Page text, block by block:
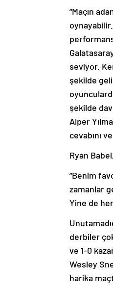
“Maçın
seviyor.
şekilde
şekilde
Alper
cevabını
Ryan
“Benim
zamanlar
Yine de
derbiler
ve 1-0
Wesley
harika